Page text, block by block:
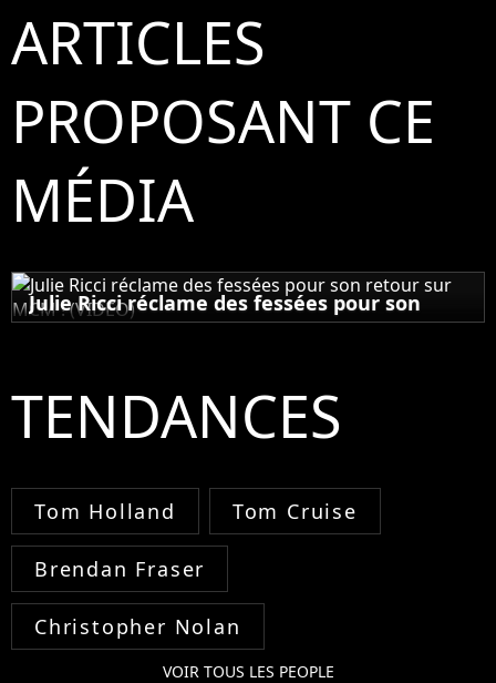
ARTICLES
PROPOSANT CE
MÉDIA
Julie Ricci réclame des fessées pour son
retour sur MCM ! (VIDEO)
TENDANCES
Tom Holland Tom Cruise
Brendan Fraser
Christopher Nolan
VOIR TOUS LES PEOPLE